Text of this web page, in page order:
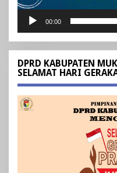
00:00
DPRD KABUPATEN
SELAMAT HARI